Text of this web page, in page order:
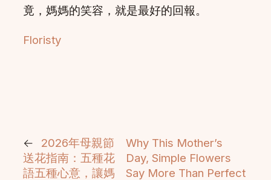
竟，媽媽的笑容，就是最好的回報。
Floristy
←
2026年母親節
送花指南：五種花
語五種心意，讓媽
Why This Mother’s
Day, Simple Flowers
Say More Than Perfect